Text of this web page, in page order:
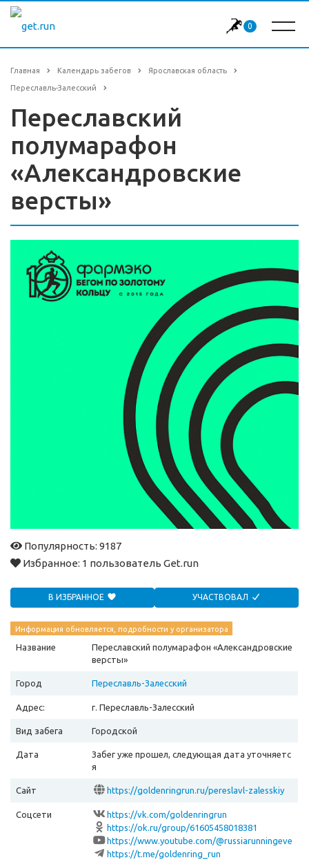
0
Главная Календарь забегов Ярославская область
Переславль-Залесский
Переславский
полумарафон
«Александровские
версты»
Популярность: 9187
Избранное: 1 пользователь Get.run
В ИЗБРАННОЕ УЧАСТВОВАЛ
Информация обновляется, подробности у организатора
Название
Переславский полумарафон «Александровские
версты»
Город Переславль-Залесский
Адрес: г. Переславль-Залесский
Вид забега Городской
Дата
Забег уже прошел, следующая дата уточняетс
я
Сайт https://goldenringrun.ru/pereslavl-zalesskiy
Соцсети
https://vk.com/goldenringrun
https://ok.ru/group/61605458018381
https://www.youtube.com/@russiarunningeve
nts
https://t.me/goldenring_run